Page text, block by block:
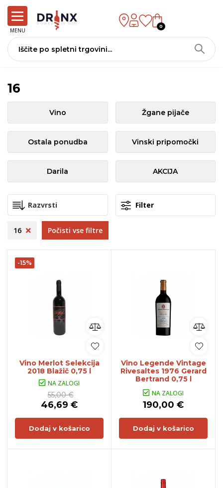
MENU
0
16
Vino Žgane pijače
Ostala ponudba Vinski pripomočki
Darila AKCIJA
Filter
16 Počisti vse filtre
-15%
Vino Merlot Selekcija
2018 Blažič 0,75 l
NA ZALOGI
55,00 €
46,69 €
Dodaj v košarico
Vino Legende Vintage
Rivesaltes 1976 Gerard
Bertrand 0,75 l
NA ZALOGI
190,00 €
Dodaj v košarico